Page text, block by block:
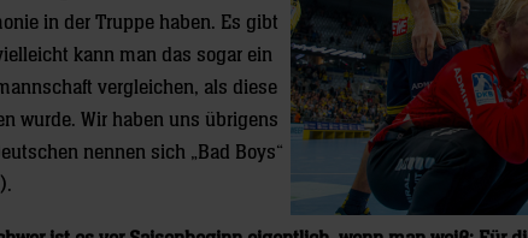
in der Truppe haben. Es gibt
kann man das sogar ein
vergleichen, als diese
wurde. Wir haben uns übrigens
nennen sich „Bad Boys“